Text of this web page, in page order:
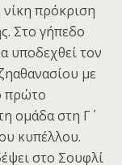
πρόκριση
Στο γήπεδο
υποδεχθεί τον
με
πρώτο
ομάδα στη Γ΄
κυπέλλου.
στο Σουφλί